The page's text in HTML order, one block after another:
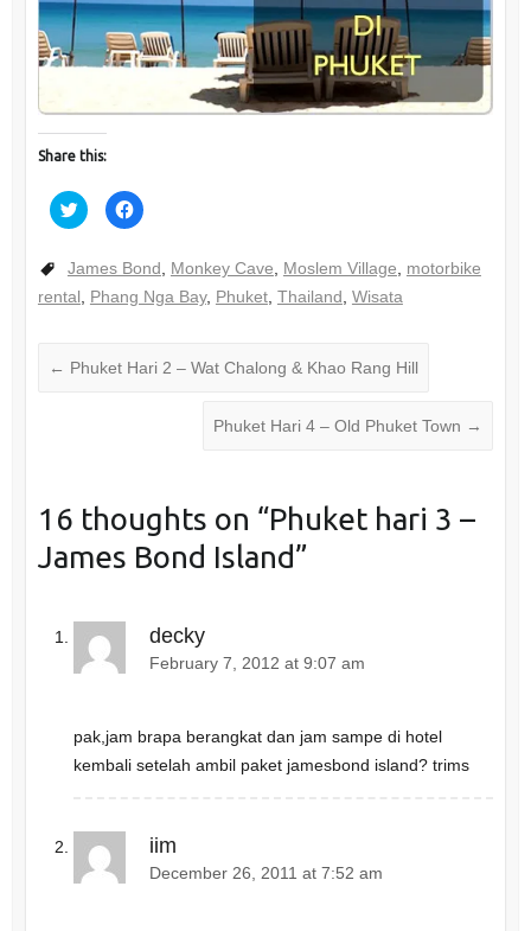
Share this:
C
l
k
t
o
s
e
o
(
O
p
e
n
n
w
w
i
w
)
C
l
k
t
o
s
e
o
O
p
e
o
w
)
James Bond, Monkey Cave, Moslem Village, motorbike
rental, Phang Nga Bay, Phuket, Thailand, Wisata
← Phuket Hari 2 – Wat Chalong & Khao Rang Hill
Phuket Hari 4 – Old Phuket Town →
16 thoughts on “Phuket hari 3 –
James Bond Island”
decky
February 7, 2012 at 9:07 am
pak,jam brapa berangkat dan jam sampe di hotel
kembali setelah ambil paket jamesbond island? trims
iim
December 26, 2011 at 7:52 am